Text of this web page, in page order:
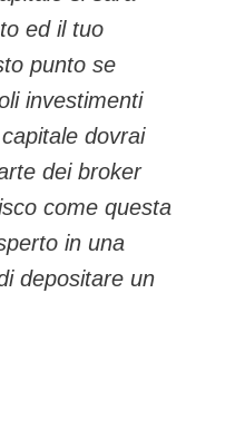
ed il tuo
punto se
investimenti
dovrai
dei broker
come questa
in una
depositare un